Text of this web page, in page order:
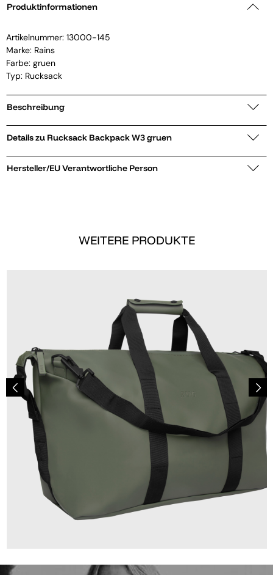
Produktinformationen
Artikelnummer: 13000-145
Marke: Rains
Farbe: gruen
Typ: Rucksack
Beschreibung
Details zu Rucksack Backpack W3 gruen
Hersteller/EU Verantwortliche Person
WEITERE PRODUKTE